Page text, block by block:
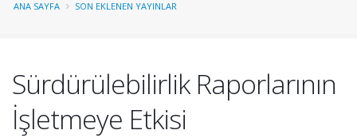
ANA SAYFA SON EKLENEN YAYINLAR
Sürdürülebilirlik Raporlarının
İşletmeye Etkisi